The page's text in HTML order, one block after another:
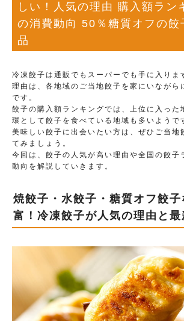
しい！人気の理由 購入額ラン
の消費動向 50％糖質オフの餃
品
冷凍餃子は通販でもスーパーでも手に入りま
理由は、各地域のご当地餃子を家にいながら
です。
餃子の購入額ランキングでは、上位に入った
環として餃子を食べている地域も多いようで
美味しい餃子に出会いたい方は、ぜひご当地
てみましょう。
今回は、餃子の人気が高い理由や全国の餃子
動向を解説していきます。
焼餃子・水餃子・糖質オフ餃
富！冷凍餃子が人気の理由と最